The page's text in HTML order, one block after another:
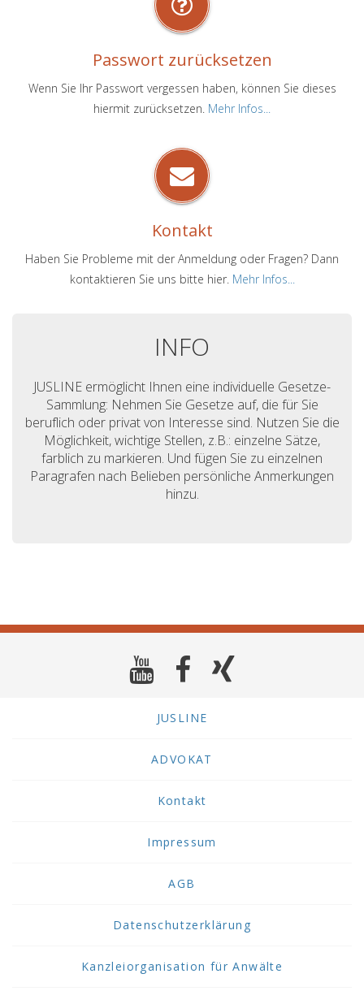
Passwort zurücksetzen
Wenn Sie Ihr Passwort vergessen haben, können Sie dieses
hiermit zurücksetzen. Mehr Infos...
Kontakt
Haben Sie Probleme mit der Anmeldung oder Fragen? Dann
kontaktieren Sie uns bitte hier. Mehr Infos...
INFO
JUSLINE ermöglicht Ihnen eine individuelle Gesetze-
Sammlung: Nehmen Sie Gesetze auf, die für Sie
beruflich oder privat von Interesse sind. Nutzen Sie die
Möglichkeit, wichtige Stellen, z.B.: einzelne Sätze,
farblich zu markieren. Und fügen Sie zu einzelnen
Paragrafen nach Belieben persönliche Anmerkungen
hinzu.
JUSLINE
ADVOKAT
Kontakt
Impressum
AGB
Datenschutzerklärung
Kanzleiorganisation für Anwälte